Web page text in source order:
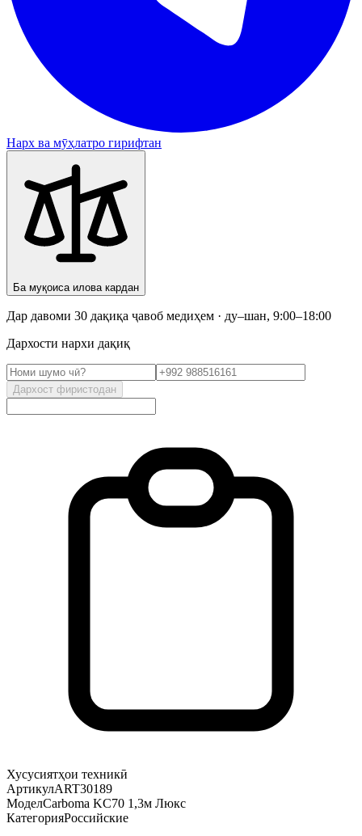
Нарх ва мӯҳлатро гирифтан
Ба муқоиса илова кардан
Дар давоми 30 дақиқа ҷавоб медиҳем · ду–шан, 9:00–18:00
Дархости нархи дақиқ
Дархост фиристодан
Хусусиятҳои техникӣ
АртикулART30189
МоделCarboma KC70 1,3м Люкс
КатегорияРоссийские